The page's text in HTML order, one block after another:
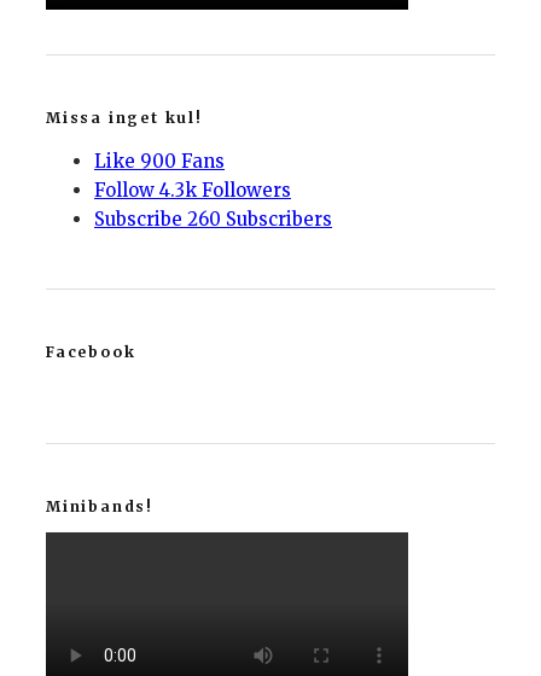
Missa inget kul!
Like 900 Fans
Follow 4.3k Followers
Subscribe 260 Subscribers
Facebook
Minibands!